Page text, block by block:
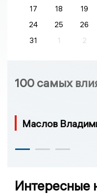
17 18 19
24
25 26
31
1 2
100 самых
Маслов
Интересные